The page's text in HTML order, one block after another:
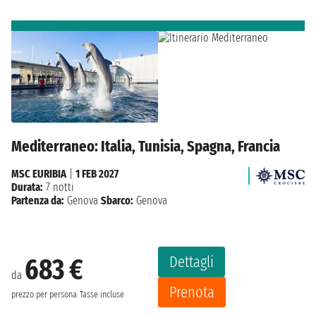
Mediterraneo: Italia, Tunisia, Spagna, Francia
da 683 €
prezzo per persona Tasse incluse
Dettagli
Prenota
MSC EURIBIA
1 FEB 2027
Durata: 7 notti
Partenza da: Genova Sbarco: Genova